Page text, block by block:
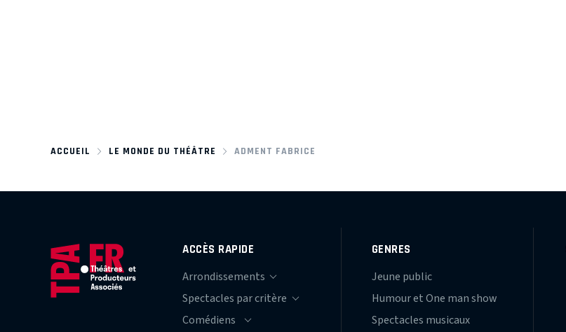
ACCUEIL LE MONDE DU THÉÂTRE ADMENT FABRICE
ACCÈS RAPIDE GENRES
Jeune public
Humour et One man show
Spectacles musicaux